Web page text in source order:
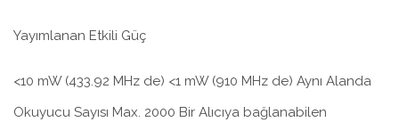
Yayımlanan Etkili Güç
<10 mW (433.92 MHz de) <1 mW (910 MHz de) Aynı Alanda
Okuyucu Sayısı Max. 2000 Bir Alıcıya bağlanabilen